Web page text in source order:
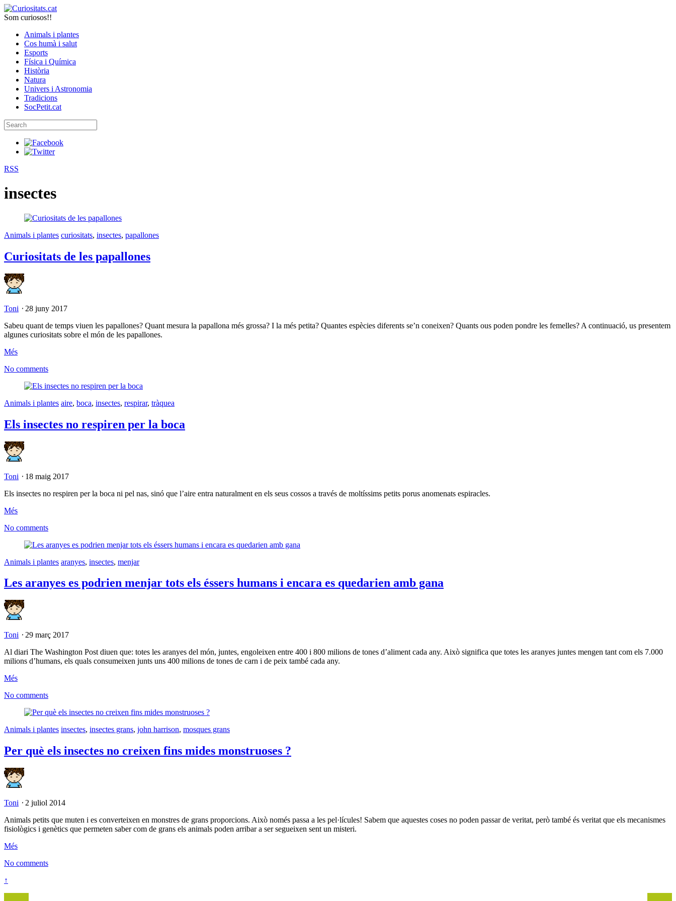
Som curiosos!!
Animals i plantes
Cos humà i salut
Esports
Física i Química
Història
Natura
Univers i Astronomia
Tradicions
SocPetit.cat
RSS
insectes
Animals i plantes curiositats, insectes, papallones
Curiositats de les papallones
Toni ⋅ 28 juny 2017
Sabeu quant de temps viuen les papallones? Quant mesura la papallona més grossa? I la més petita? Quantes espècies diferents se’n coneixen? Quants ous poden pondre les femelles? A continuació, us presentem
algunes curiositats sobre el món de les papallones.
Més
No comments
Animals i plantes aire, boca, insectes, respirar, tràquea
Els insectes no respiren per la boca
Toni ⋅ 18 maig 2017
Els insectes no respiren per la boca ni pel nas, sinó que l’aire entra naturalment en els seus cossos a través de moltíssims petits porus anomenats espiracles.
Més
No comments
Animals i plantes aranyes, insectes, menjar
Les aranyes es podrien menjar tots els éssers humans i encara es quedarien amb gana
Toni ⋅ 29 març 2017
Al diari The Washington Post diuen que: totes les aranyes del món, juntes, engoleixen entre 400 i 800 milions de tones d’aliment cada any. Això significa que totes les aranyes juntes mengen tant com els 7.000
milions d’humans, els quals consumeixen junts uns 400 milions de tones de carn i de peix també cada any.
Més
No comments
Animals i plantes insectes, insectes grans, john harrison, mosques grans
Per què els insectes no creixen fins mides monstruoses ?
Toni ⋅ 2 juliol 2014
Animals petits que muten i es converteixen en monstres de grans proporcions. Això només passa a les pel·lícules! Sabem que aquestes coses no poden passar de veritat, però també és veritat que els mecanismes
fisiològics i genètics que permeten saber com de grans els animals poden arribar a ser segueixen sent un misteri.
Més
No comments
↑